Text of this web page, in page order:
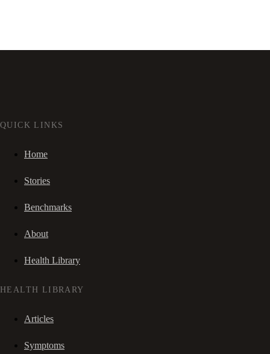
QUICK LINKS
Home
Stories
Benchmarks
About
Health Library
HEALTH LIBRARY
Articles
Symptoms